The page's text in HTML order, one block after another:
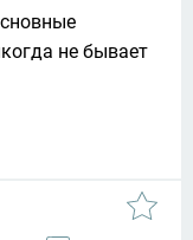
не бывает